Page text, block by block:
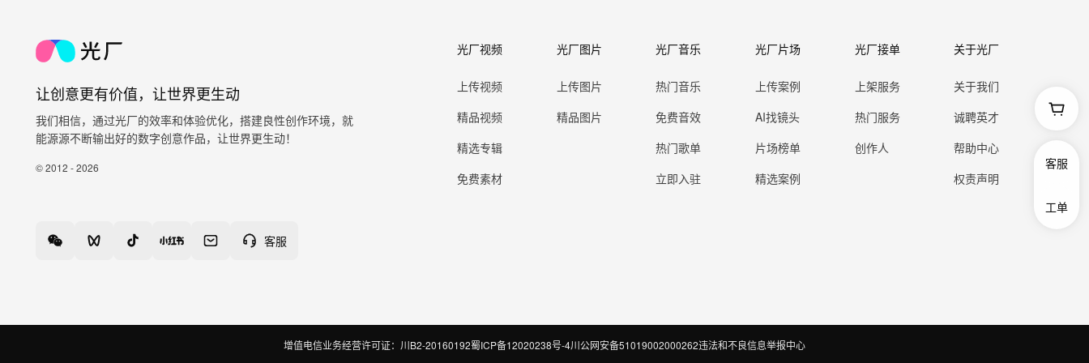
让创意更有价值，让世界更生动
我们相信，通过光厂的效率和体验优化，搭建良性创作环境，就
能源源不断输出好的数字创意作品，让世界更生动！
© 2012 - 2026
客服
光厂视频
上传视频
精品视频
精选专辑
免费素材
光厂图片
上传图片
精品图片
光厂音乐
热门音乐
免费音效
热门歌单
立即入驻
光厂片场
上传案例
AI找镜头
片场榜单
精选案例
光厂接单
上架服务
热门服务
创作人
关于光厂
关于我们
诚聘英才
帮助中心
权责声明
增值电信业务经营许可证：川B2-20160192蜀ICP备12020238号-4川公网安备51019002000262违法和不良信息举报中心
客服
工单